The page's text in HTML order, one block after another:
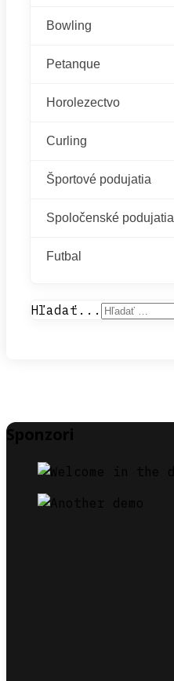
Bowling
Petanque
Horolezectvo
Curling
Športové podujatia
Spoločenské podujatia
Futbal
Hľadať...
Sponzori